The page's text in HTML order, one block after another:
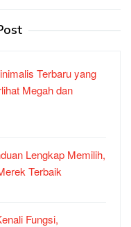
Terbaru yang
Megah dan
Lengkap Memilih,
Terbaik
Fungsi,